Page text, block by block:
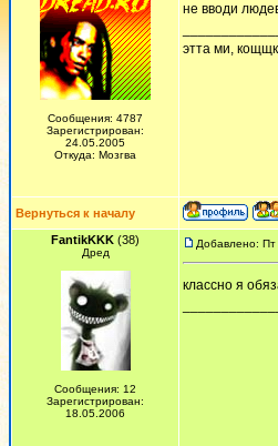
Сообщения: 4787
Зарегистрирован:
24.05.2005
Откуда: Мозгва
не вводи
этта ми,
Вернуться к началу
FantikKKK (38)
Дред
Сообщения: 12
Зарегистрирован:
18.05.2006
Добавлено:
классно я